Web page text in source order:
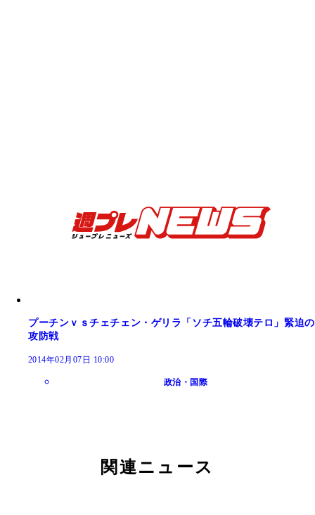
プーチンｖｓチェチェン・ゲリラ「ソチ五輪破壊テロ」緊迫の
攻防戦
2014年02月07日 10:00
政治・国際
関連ニュース